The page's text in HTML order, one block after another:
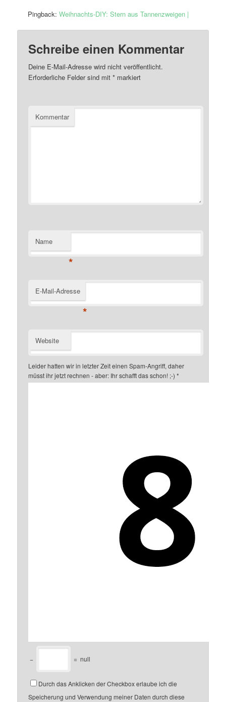
Pingback:Weihnachts-DIY: Stern aus Tannenzweigen |
Schreibe einen Kommentar
Deine E-Mail-Adresse wird nicht veröffentlicht.
Erforderliche Felder sind mit* markiert
Kommentar
Name
*
E-Mail-Adresse
*
Website
Leider hatten wir in letzter Zeit einen Spam-Angriff, daher
müsst ihr jetzt rechnen - aber: Ihr schafft das schon! ;-) *
− = null
Durch das Anklicken der Checkbox erlaube ich die
Speicherung und Verwendung meiner Daten durch diese